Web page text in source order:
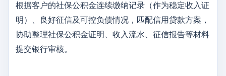
根据客户的社保公积金连续缴纳记录（作为稳定收入证
明）、良好征信及可控负债情况，匹配信用贷款方案，
协助整理社保公积金证明、收入流水、征信报告等材料
提交银行审核。